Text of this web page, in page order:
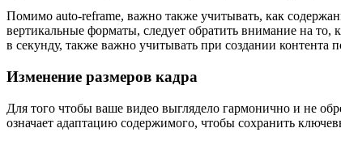
Помимо auto-reframe, важно также учитывать, как
вертикальные форматы, следует обратить внимание на то,
в секунду, также важно учитывать при создании
Изменение размеров кадра
Для того чтобы ваше видео выглядело гармонично и не
означает адаптацию содержимого, чтобы сохранить